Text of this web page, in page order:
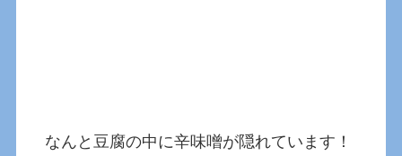
なんと豆腐の中に辛味噌が隠れています！